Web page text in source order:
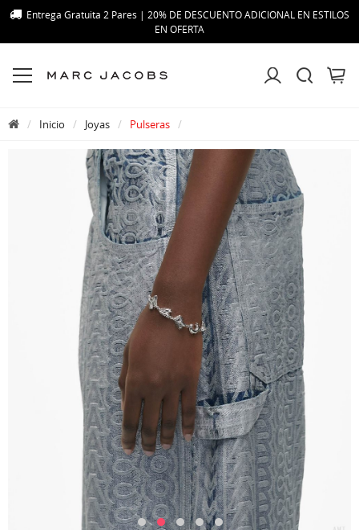
Entrega Gratuita 2 Pares | 20% DE DESCUENTO ADICIONAL EN ESTILOS
EN OFERTA
Inicio Joyas Pulseras